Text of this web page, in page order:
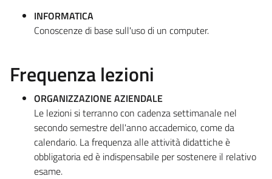
INFORMATICA
Conoscenze di base sull'uso di un computer.
Frequenza lezioni
ORGANIZZAZIONE AZIENDALE
Le lezioni si terranno con cadenza settimanale nel
secondo semestre dell'anno accademico, come da
calendario. La frequenza alle attività didattiche è
obbligatoria ed è indispensabile per sostenere il relativo
esame.